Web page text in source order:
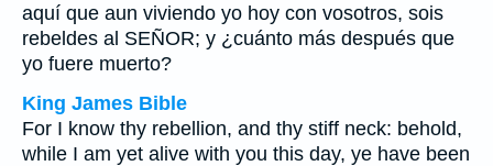
aquí que aun viviendo yo hoy con vosotros, sois
rebeldes al SEÑOR; y ¿cuánto más después que
yo fuere muerto?
King James Bible
For I know thy rebellion, and thy stiff neck: behold,
while I am yet alive with you this day, ye have been